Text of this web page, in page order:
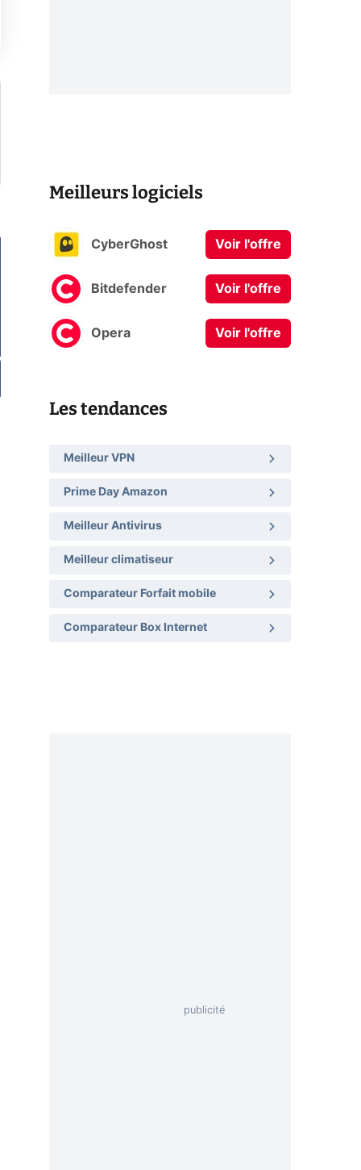
Meilleurs logiciels
CyberGhost Voir l'offre
Bitdefender Voir l'offre
Opera Voir l'offre
Les tendances
Meilleur VPN
Prime Day Amazon
Meilleur Antivirus
Meilleur climatiseur
Comparateur Forfait mobile
Comparateur Box Internet